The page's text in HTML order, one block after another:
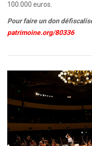
100.000 euros.
Pour faire un don
patrimoine.org/80336